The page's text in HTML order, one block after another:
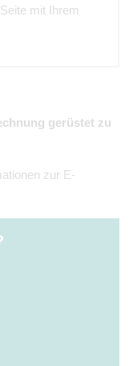
mit Ihrem
gerüstet zu
zur E-